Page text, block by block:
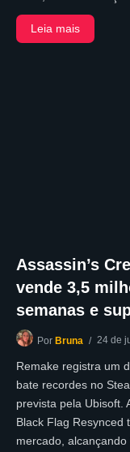
Leia mais
Assassin’s
vende 3,5
semanas e
Por Bruna 24 de
Remake registra um
bate recordes no
prevista pela Ubisoft.
Black Flag Resynced
mercado,